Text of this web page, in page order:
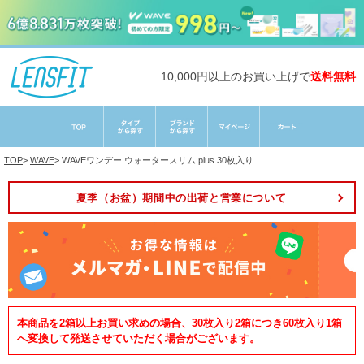
10,000円以上のお買い上げで送料無料
TOP> WAVE> WAVEワンデー ウォータースリム plus 30枚入り
夏季（お盆）期間中の出荷と営業について
本商品を2箱以上お買い求めの場合、30枚入り2箱につき60枚入り1箱
へ変換して発送させていただく場合がございます。